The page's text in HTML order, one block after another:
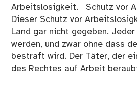
Arbeitslosigkeit. Schutz vor
Dieser Schutz vor
Land gar nicht gegeben.
werden, und zwar ohne dass
bestraft wird. Der Täter, der
des Rechtes auf Arbeit